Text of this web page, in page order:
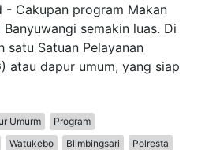
- Cakupan program Makan
semakin luas. Di
satu Satuan Pelayanan
atau dapur umum, yang siap
Umurm
Program
Watukebo Blimbingsari
Polresta